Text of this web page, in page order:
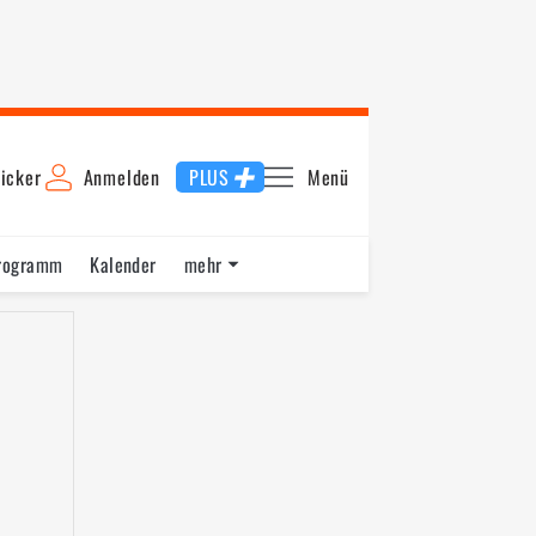
Anmelden PLUS Menü
Kalender
mehr